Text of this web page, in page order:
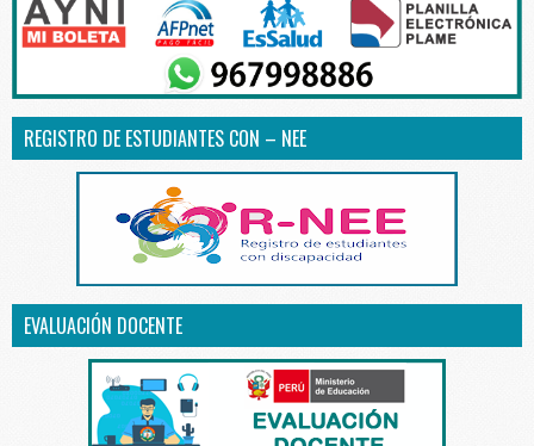
REGISTRO DE ESTUDIANTES CON – NEE
EVALUACIÓN DOCENTE